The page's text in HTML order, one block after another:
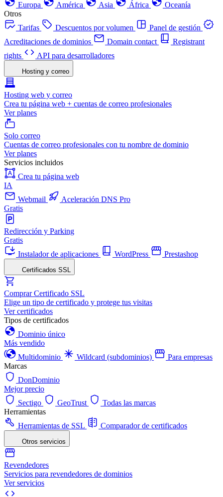
Europa
América Asia África
Oceanía
Otros
Tarifas
Descuentos por volumen
Panel de gestión
Acreditaciones de dominios
Domain contact
Registrant
rights
API para desarrolladores
Hosting y correo
Hosting web y correo
Crea tu página web + cuentas de correo profesionales
Ver planes
Solo correo
Cuentas de correo profesionales con tu nombre de dominio
Ver planes
Servicios incluidos
Crea tu página web
IA
Webmail
Aceleración DNS Pro
Gratis
Redirección y Parking
Gratis
Instalador de aplicaciones
WordPress Prestashop
Certificados SSL
Comprar Certificado SSL
Elige un tipo de certificado y protege tus visitas
Ver certificados
Tipos de certificados
Dominio único
Más vendido
Multidominio
Wildcard (subdominios)
Para empresas
Marcas
DonDominio
Mejor precio
Sectigo
GeoTrust
Todas las marcas
Herramientas
Herramientas de SSL
Comparador de certificados
Otros servicios
Revendedores
Servicios para revendedores de dominios
Ver servicios